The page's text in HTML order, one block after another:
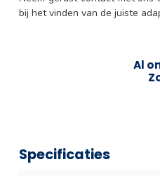
bij het vinden van de juiste
Al
Specificaties